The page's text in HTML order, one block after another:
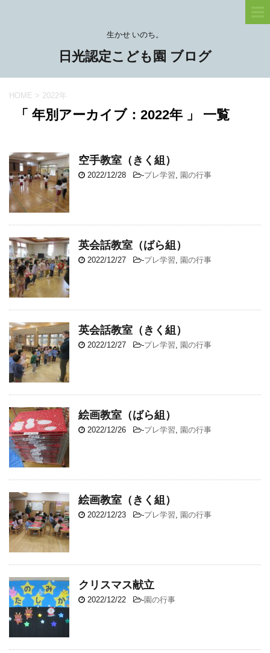
生かせ いのち。
日光認定こども園 ブログ
HOME > 2022年
「 年別アーカイブ：2022年 」 一覧
空手教室（きく組）
2022/12/28 -プレ学習, 園の行事
英会話教室（ばら組）
2022/12/27 -プレ学習, 園の行事
英会話教室（きく組）
2022/12/27 -プレ学習, 園の行事
絵画教室（ばら組）
2022/12/26 -プレ学習, 園の行事
絵画教室（きく組）
2022/12/23 -プレ学習, 園の行事
クリスマス献立
2022/12/22 -園の行事